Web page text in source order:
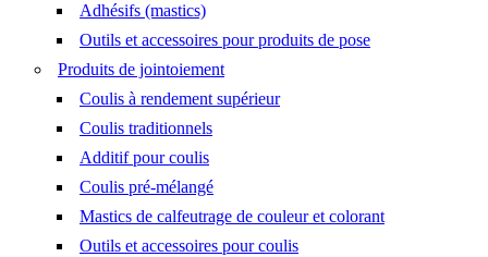
Adhésifs (mastics)
Outils et accessoires pour produits de pose
Produits de jointoiement
Coulis à rendement supérieur
Coulis traditionnels
Additif pour coulis
Coulis pré-mélangé
Mastics de calfeutrage de couleur et colorant
Outils et accessoires pour coulis